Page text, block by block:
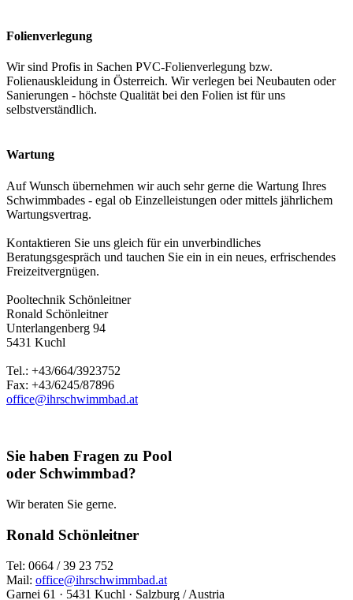
Folienverlegung
Wir sind Profis in Sachen PVC-Folienverlegung bzw.
Folienauskleidung in Österreich. Wir verlegen bei Neubauten oder
Sanierungen - höchste Qualität bei den Folien ist für uns
selbstverständlich.
Wartung
Auf Wunsch übernehmen wir auch sehr gerne die Wartung Ihres
Schwimmbades - egal ob Einzelleistungen oder mittels jährlichem
Wartungsvertrag.
Kontaktieren Sie uns gleich für ein unverbindliches
Beratungsgespräch und tauchen Sie ein in ein neues, erfrischendes
Freizeitvergnügen.
Pooltechnik Schönleitner
Ronald Schönleitner
Unterlangenberg 94
5431 Kuchl
Tel.: +43/664/3923752
Fax: +43/6245/87896
office@ihrschwimmbad.at
Sie haben Fragen zu Pool
oder Schwimmbad?
Wir beraten Sie gerne.
Ronald Schönleitner
Tel: 0664 / 39 23 752
Mail: office@ihrschwimmbad.at
Garnei 61 · 5431 Kuchl · Salzburg / Austria